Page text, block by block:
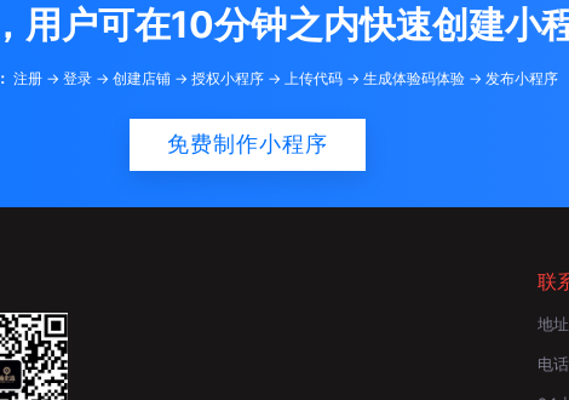
用户可在10分钟之内快速创建小
注册 -> 登录 -> 创建店铺 -> 授权小程序 -> 上传代码 -> 生成体验码体验 -> 发布小程序
免费制作小程序
联
地址
电话